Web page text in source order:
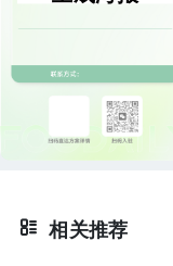
相关推荐